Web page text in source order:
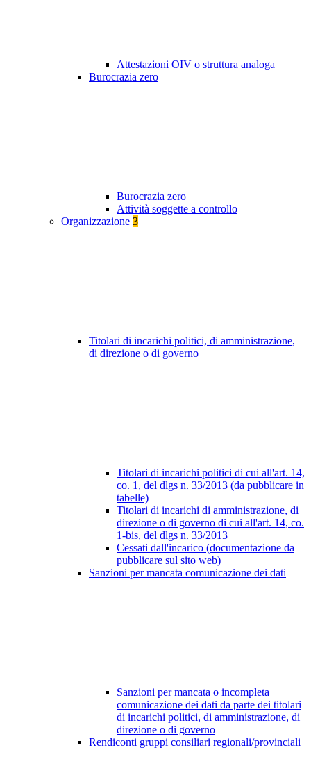
Attestazioni OIV o struttura analoga
Burocrazia zero
Burocrazia zero
Attività soggette a controllo
Organizzazione 3
Titolari di incarichi politici, di amministrazione,
di direzione o di governo
Titolari di incarichi politici di cui all'art. 14,
co. 1, del dlgs n. 33/2013 (da pubblicare in
tabelle)
Titolari di incarichi di amministrazione, di
direzione o di governo di cui all'art. 14, co.
1-bis, del dlgs n. 33/2013
Cessati dall'incarico (documentazione da
pubblicare sul sito web)
Sanzioni per mancata comunicazione dei dati
Sanzioni per mancata o incompleta
comunicazione dei dati da parte dei titolari
di incarichi politici, di amministrazione, di
direzione o di governo
Rendiconti gruppi consiliari regionali/provinciali